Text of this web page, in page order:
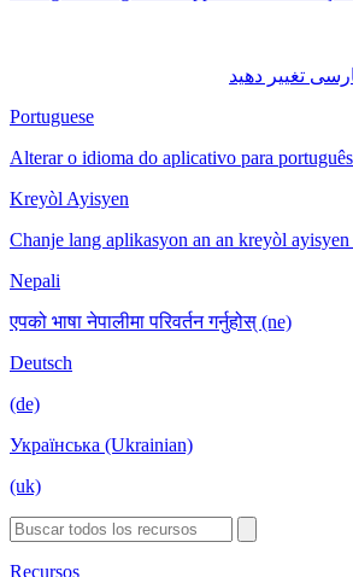
Portuguese
Alterar o idioma do aplicativo para
Kreyòl Ayisyen
Chanje lang aplikasyon an an kreyòl
Nepali
एपको भाषा नेपालीमा परिवर्तन गर्नुहोस् (ne)
Deutsch
(de)
Українська (Ukrainian)
(uk)
Recursos